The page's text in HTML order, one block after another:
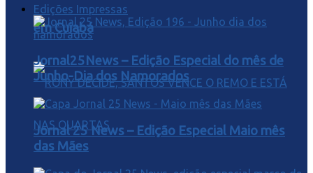
em Cuiabá
Edições Impressas
Jornal25News – Edição Especial do mês de
Junho-Dia dos Namorados
Jornal 25 News – Edição Especial Maio mês
das Mães